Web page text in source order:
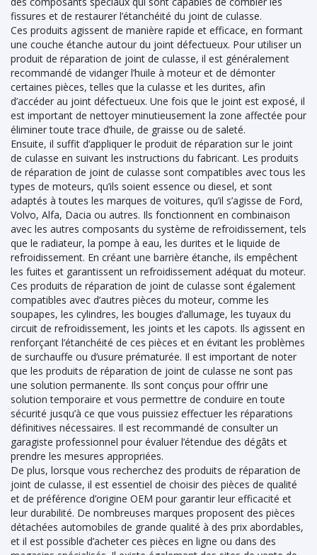
fissures et de restaurer l’étanchéité du joint de culasse.
Ces produits agissent de manière rapide et efficace, en formant
une couche étanche autour du joint défectueux. Pour utiliser un
produit de réparation de joint de culasse, il est généralement
recommandé de vidanger l’huile à moteur et de démonter
certaines pièces, telles que la culasse et les durites, afin
d’accéder au joint défectueux. Une fois que le joint est exposé, il
est important de nettoyer minutieusement la zone affectée pour
éliminer toute trace d’huile, de graisse ou de saleté.
Ensuite, il suffit d’appliquer le produit de réparation sur le joint
de culasse en suivant les instructions du fabricant. Les produits
de réparation de joint de culasse sont compatibles avec tous les
types de moteurs, qu’ils soient essence ou diesel, et sont
adaptés à toutes les marques de voitures, qu’il s’agisse de Ford,
Volvo, Alfa, Dacia ou autres. Ils fonctionnent en combinaison
avec les autres composants du système de refroidissement, tels
que le radiateur, la pompe à eau, les durites et le liquide de
refroidissement. En créant une barrière étanche, ils empêchent
les fuites et garantissent un refroidissement adéquat du moteur.
Ces produits de réparation de joint de culasse sont également
compatibles avec d’autres pièces du moteur, comme les
soupapes, les cylindres, les bougies d’allumage, les tuyaux du
circuit de refroidissement, les joints et les capots. Ils agissent en
renforçant l’étanchéité de ces pièces et en évitant les problèmes
de surchauffe ou d’usure prématurée. Il est important de noter
que les produits de réparation de joint de culasse ne sont pas
une solution permanente. Ils sont conçus pour offrir une
solution temporaire et vous permettre de conduire en toute
sécurité jusqu’à ce que vous puissiez effectuer les réparations
définitives nécessaires. Il est recommandé de consulter un
garagiste professionnel pour évaluer l’étendue des dégâts et
prendre les mesures appropriées.
De plus, lorsque vous recherchez des produits de réparation de
joint de culasse, il est essentiel de choisir des pièces de qualité
et de préférence d’origine OEM pour garantir leur efficacité et
leur durabilité. De nombreuses marques proposent des pièces
détachées automobiles de grande qualité à des prix abordables,
et il est possible d’acheter ces pièces en ligne ou dans des